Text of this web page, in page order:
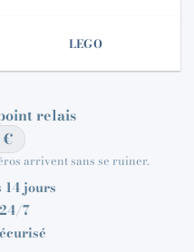
LEGO
relais
€
arrivent sans se ruiner.
14 jours
7